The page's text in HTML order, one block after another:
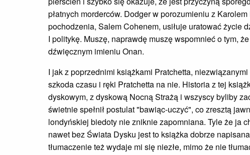
płatnych morderców. Dodger w porozumieniu z
pochodzenia, Salem Cohenem, usiłuje uratować życie
I politykę. Muszę, naprawdę muszę wspomnieć o tym,
dźwięcznym imieniu Onan.
I jak z poprzednimi książkami Pratchetta,
szkoda czasu i ręki Pratchetta na nie. Historia z tej
dyskowym, z dyskową Nocną Strażą i wszyscy byliby
świetnie spełnił postulat "bawiąc-uczyć", co zresztą
londyńskiej biedoty nie zniknie zapomniana. Tyle że ja
nawet bez Świata Dysku jest to książka dobrze
tłumaczenie też wydaje mi się niezłe, mimo że nie